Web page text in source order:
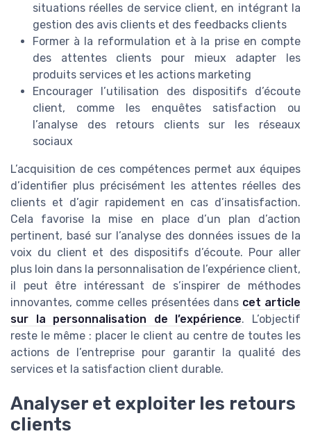
situations réelles de service client, en intégrant la
gestion des avis clients et des feedbacks clients
Former à la reformulation et à la prise en compte
des attentes clients pour mieux adapter les
produits services et les actions marketing
Encourager l’utilisation des dispositifs d’écoute
client, comme les enquêtes satisfaction ou
l’analyse des retours clients sur les réseaux
sociaux
L’acquisition de ces compétences permet aux équipes
d’identifier plus précisément les attentes réelles des
clients et d’agir rapidement en cas d’insatisfaction.
Cela favorise la mise en place d’un plan d’action
pertinent, basé sur l’analyse des données issues de la
voix du client et des dispositifs d’écoute. Pour aller
plus loin dans la personnalisation de l’expérience client,
il peut être intéressant de s’inspirer de méthodes
innovantes, comme celles présentées dans cet article
sur la personnalisation de l’expérience. L’objectif
reste le même : placer le client au centre de toutes les
actions de l’entreprise pour garantir la qualité des
services et la satisfaction client durable.
Analyser et exploiter les retours
clients